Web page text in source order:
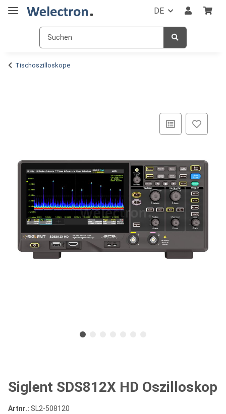
DE
Tischoszilloskope
Siglent SDS812X HD Oszilloskop
Artnr.: SL2-508120